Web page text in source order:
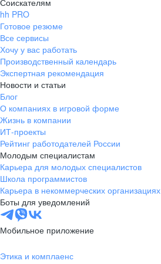
Соискателям
hh PRO
Готовое резюме
Все сервисы
Хочу у вас работать
Производственный календарь
Экспертная рекомендация
Новости и статьи
Блог
О компаниях в игровой форме
Жизнь в компании
ИТ-проекты
Рейтинг работодателей России
Молодым специалистам
Карьера для молодых специалистов
Школа программистов
Карьера в некоммерческих организациях
Боты для уведомлений
Мобильное приложение
Этика и комплаенс